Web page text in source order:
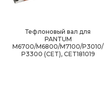
Тефлоновый вал для
PANTUM
M6700/M6800/M7100/P3010/
P3300 (CET), CET181019